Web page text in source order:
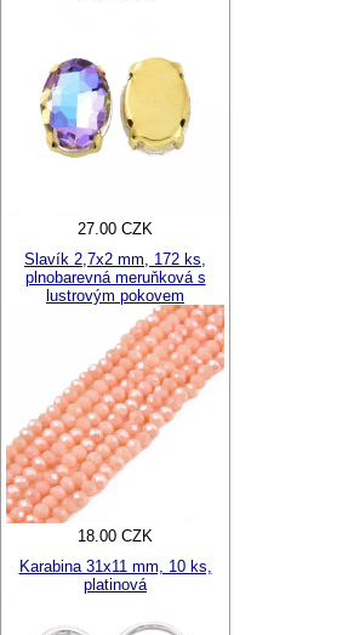
27.00 CZK
Slavík 2,7x2 mm, 172 ks,
plnobarevná meruňková s
lustrovým pokovem
18.00 CZK
Karabina 31x11 mm, 10 ks,
platinová